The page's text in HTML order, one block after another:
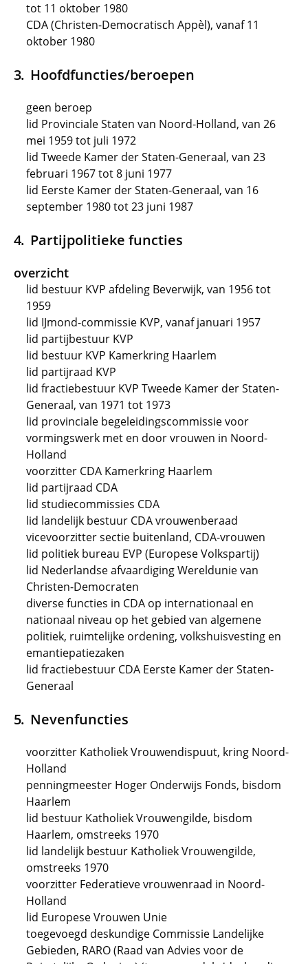
tot 11 oktober 1980
CDA (Christen-Democratisch Appèl), vanaf 11
oktober 1980
Hoofdfuncties/beroepen
geen beroep
lid Provinciale Staten van Noord-Holland, van 26
mei 1959 tot juli 1972
lid Tweede Kamer der Staten-Generaal, van 23
februari 1967 tot 8 juni 1977
lid Eerste Kamer der Staten-Generaal, van 16
september 1980 tot 23 juni 1987
Partijpolitieke functies
overzicht
lid bestuur KVP afdeling Beverwijk, van 1956 tot
1959
lid IJmond-commissie KVP, vanaf januari 1957
lid partijbestuur KVP
lid bestuur KVP Kamerkring Haarlem
lid partijraad KVP
lid fractiebestuur KVP Tweede Kamer der Staten-
Generaal, van 1971 tot 1973
lid provinciale begeleidingscommissie voor
vormingswerk met en door vrouwen in Noord-
Holland
voorzitter CDA Kamerkring Haarlem
lid partijraad CDA
lid studiecommissies CDA
lid landelijk bestuur CDA vrouwenberaad
vicevoorzitter sectie buitenland, CDA-vrouwen
lid politiek bureau EVP (Europese Volkspartij)
lid Nederlandse afvaardiging Wereldunie van
Christen-Democraten
diverse functies in CDA op internationaal en
nationaal niveau op het gebied van algemene
politiek, ruimtelijke ordening, volkshuisvesting en
emantiepatiezaken
lid fractiebestuur CDA Eerste Kamer der Staten-
Generaal
Nevenfuncties
voorzitter Katholiek Vrouwendispuut, kring Noord-
Holland
penningmeester Hoger Onderwijs Fonds, bisdom
Haarlem
lid bestuur Katholiek Vrouwengilde, bisdom
Haarlem, omstreeks 1970
lid landelijk bestuur Katholiek Vrouwengilde,
omstreeks 1970
voorzitter Federatieve vrouwenraad in Noord-
Holland
lid Europese Vrouwen Unie
toegevoegd deskundige Commissie Landelijke
Gebieden, RARO (Raad van Advies voor de